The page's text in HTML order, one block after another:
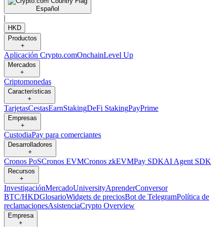
Español
|
HKD
Productos
+
Aplicación Crypto.comOnchainLevel Up
Mercados
+
Criptomonedas
Características
+
TarjetasCestasEarnStakingDeFi StakingPayPrime
Empresas
+
CustodiaPay para comerciantes
Desarrolladores
+
Cronos PoSCronos EVMCronos zkEVMPay SDKAI Agent SDK
Recursos
+
InvestigaciónMercadoUniversityAprenderConversor
BTC/HKDGlosarioWidgets de preciosBot de TelegramPolítica de
reclamacionesAsistenciaCrypto Overview
Empresa
+